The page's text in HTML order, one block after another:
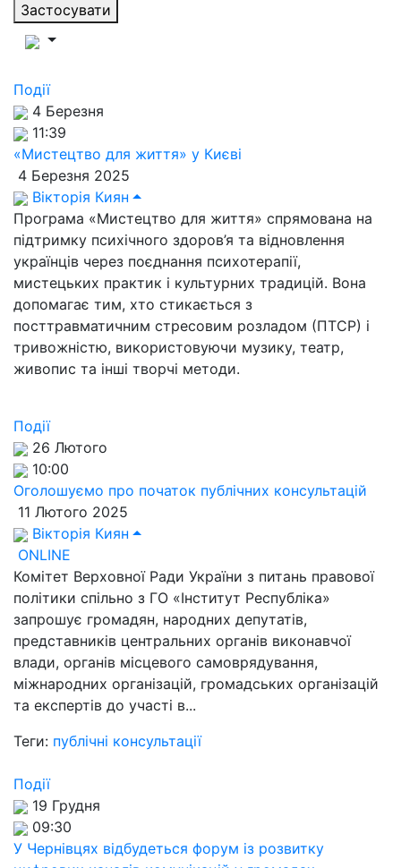
Застосувати
Події
4 Березня
11:39
«Мистецтво для життя» у Києві
4 Березня 2025
Вікторія Киян
Програма «Мистецтво для життя» спрямована на
підтримку психічного здоров’я та відновлення
українців через поєднання психотерапії,
мистецьких практик і культурних традицій. Вона
допомагає тим, хто стикається з
посттравматичним стресовим розладом (ПТСР) і
тривожністю, використовуючи музику, театр,
живопис та інші творчі методи.
Події
26 Лютого
10:00
Оголошуємо про початок публічних консультацій
11 Лютого 2025
Вікторія Киян
ONLINE
Комітет Верховної Ради України з питань правової
політики спільно з ГО «Інститут Республіка»
запрошує громадян, народних депутатів,
представників центральних органів виконавчої
влади, органів місцевого самоврядування,
міжнародних організацій, громадських організацій
та експертів до участі в...
Теги: публічні консультації
Події
19 Грудня
09:30
У Чернівцях відбудеться форум із розвитку